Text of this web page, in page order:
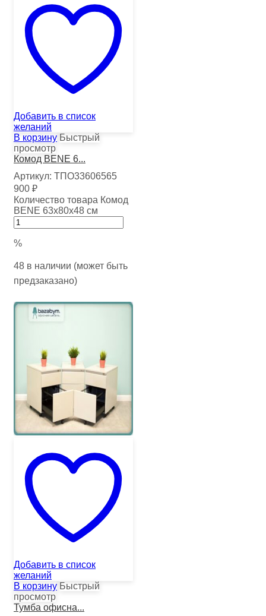
Добавить в список
желаний
В корзину Быстрый
просмотр
Комод BENE 6...
Артикул: ТПО33606565
900 ₽
Количество товара Комод
BENE 63х80х48 см
%
48 в наличии (может быть
предзаказано)
Добавить в список
желаний
В корзину Быстрый
просмотр
Тумба офисна...